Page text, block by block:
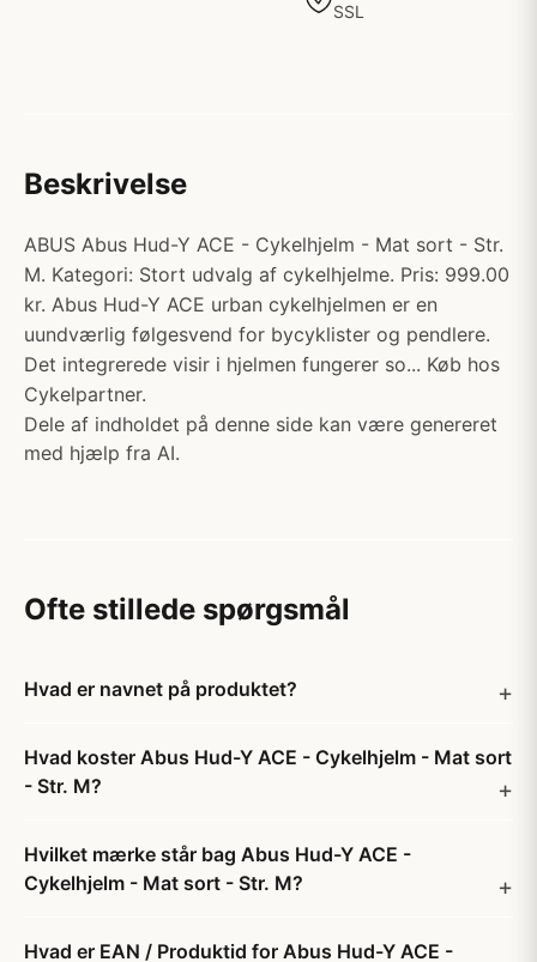
SSL
Beskrivelse
ABUS Abus Hud-Y ACE - Cykelhjelm - Mat sort - Str.
M. Kategori: Stort udvalg af cykelhjelme. Pris: 999.00
kr. Abus Hud-Y ACE urban cykelhjelmen er en
uundværlig følgesvend for bycyklister og pendlere.
Det integrerede visir i hjelmen fungerer so... Køb hos
Cykelpartner.
Dele af indholdet på denne side kan være genereret
med hjælp fra AI.
Ofte stillede spørgsmål
Hvad er navnet på produktet?
Hvad koster Abus Hud-Y ACE - Cykelhjelm - Mat sort
- Str. M?
Hvilket mærke står bag Abus Hud-Y ACE -
Cykelhjelm - Mat sort - Str. M?
Hvad er EAN / Produktid for Abus Hud-Y ACE -